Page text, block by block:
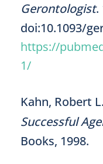
Gerontologist.
doi:10.1093/
https://
1/
Kahn, Robert
Successful
Books, 1998.